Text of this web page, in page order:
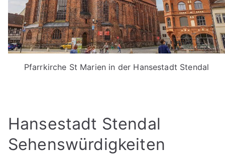
Pfarrkirche St Marien in der Hansestadt Stendal
Hansestadt Stendal
Sehenswürdigkeiten